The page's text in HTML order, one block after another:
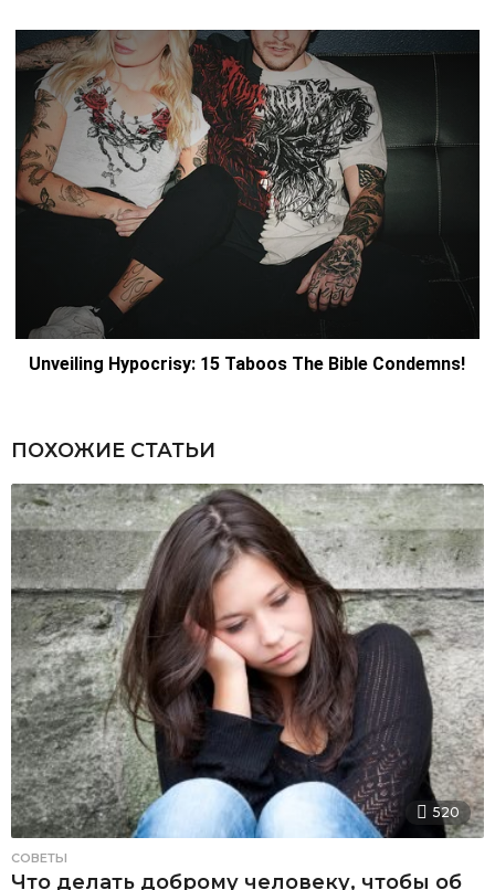
ПОХОЖИЕ СТАТЬИ
520
СОВЕТЫ
Что делать доброму человеку, чтобы об